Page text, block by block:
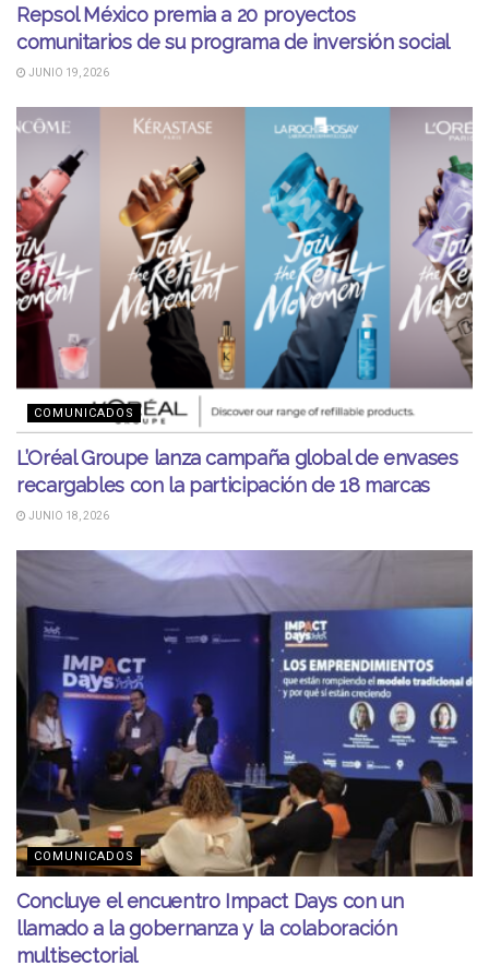
Repsol México premia a 20 proyectos
comunitarios de su programa de inversión social
JUNIO 19, 2026
COMUNICADOS
L’Oréal Groupe lanza campaña global de envases
recargables con la participación de 18 marcas
JUNIO 18, 2026
COMUNICADOS
Concluye el encuentro Impact Days con un
llamado a la gobernanza y la colaboración
multisectorial